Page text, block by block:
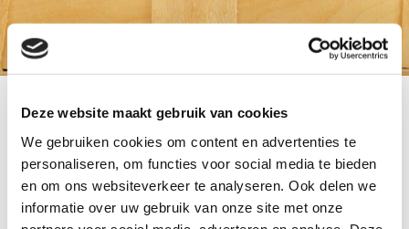
Deze website maakt gebruik van cookies
We gebruiken cookies om content en advertenties te
personaliseren, om functies voor social media te bieden
en om ons websiteverkeer te analyseren. Ook delen we
informatie over uw gebruik van onze site met onze
Workshops bij Ribbels